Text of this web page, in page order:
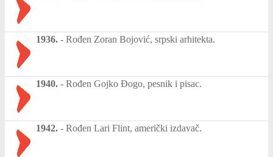
1936. - Rođen Zoran Bojović, srpski arhitekta.
1940. - Rođen Gojko Đogo, pesnik i pisac.
1942. - Rođen Lari Flint, američki izdavač.